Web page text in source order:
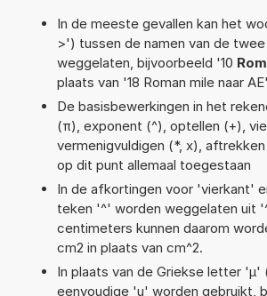
In de meeste gevallen kan het
>') tussen de namen van de
weggelaten, bijvoorbeeld '10
plaats van '18 Roman mile naar
De basisbewerkingen in het
(π), exponent (^), optellen (+),
vermenigvuldigen (*, x),
op dit punt allemaal toegestaan
In de afkortingen voor 'vierkant'
teken '^' worden weggelaten uit
centimeters kunnen daarom
cm2 in plaats van cm^2.
In plaats van de Griekse letter 'µ'
eenvoudige 'u' worden gebruikt,